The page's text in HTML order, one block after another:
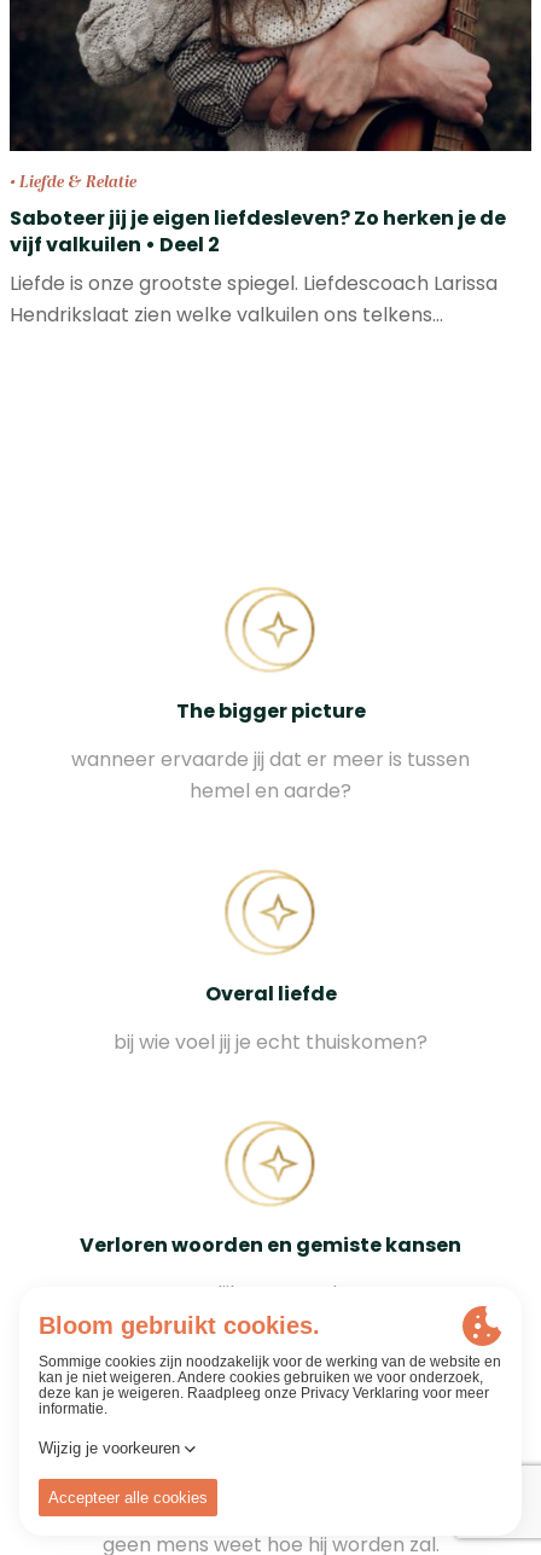
• Liefde & Relatie
Saboteer jij je eigen liefdesleven? Zo herken je de
vijf valkuilen • Deel 2
Liefde is onze grootste spiegel. Liefdescoach Larissa
Hendrikslaat zien welke valkuilen ons telkens…
The bigger picture
wanneer ervaarde jij dat er meer is tussen
hemel en aarde?
Overal liefde
bij wie voel jij je echt thuiskomen?
Verloren woorden en gemiste kansen
eerlijk en oprecht.
De wereld is een toverbal
geen mens weet hoe hij worden zal.